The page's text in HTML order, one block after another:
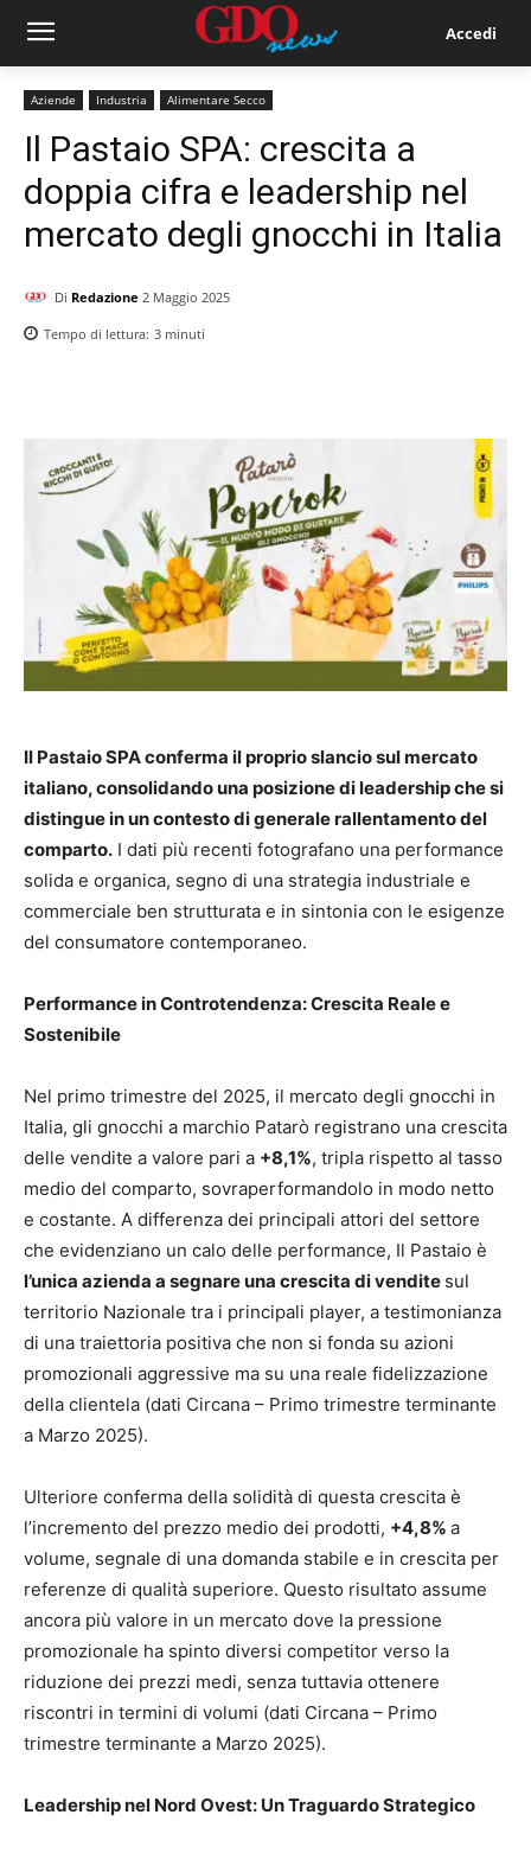
Accedi
Aziende Industria Alimentare Secco
Il Pastaio SPA: crescita a
doppia cifra e leadership nel
mercato degli gnocchi in Italia
Di Redazione 2 Maggio 2025
Tempo di lettura: 3 minuti
Il Pastaio SPA conferma il proprio slancio sul mercato
italiano, consolidando una posizione di leadership che si
distingue in un contesto di generale rallentamento del
comparto. I dati più recenti fotografano una performance
solida e organica, segno di una strategia industriale e
commerciale ben strutturata e in sintonia con le esigenze
del consumatore contemporaneo.
Performance in Controtendenza: Crescita Reale e
Sostenibile
Nel primo trimestre del 2025, il mercato degli gnocchi in
Italia, gli gnocchi a marchio Patarò registrano una crescita
delle vendite a valore pari a +8,1%, tripla rispetto al tasso
medio del comparto, sovraperformandolo in modo netto
e costante. A differenza dei principali attori del settore
che evidenziano un calo delle performance, Il Pastaio è
l’unica azienda a segnare una crescita di vendite sul
territorio Nazionale tra i principali player, a testimonianza
di una traiettoria positiva che non si fonda su azioni
promozionali aggressive ma su una reale fidelizzazione
della clientela (dati Circana – Primo trimestre terminante
a Marzo 2025).
Ulteriore conferma della solidità di questa crescita è
l’incremento del prezzo medio dei prodotti, +4,8% a
volume, segnale di una domanda stabile e in crescita per
referenze di qualità superiore. Questo risultato assume
ancora più valore in un mercato dove la pressione
promozionale ha spinto diversi competitor verso la
riduzione dei prezzi medi, senza tuttavia ottenere
riscontri in termini di volumi (dati Circana – Primo
trimestre terminante a Marzo 2025).
Leadership nel Nord Ovest: Un Traguardo Strategico